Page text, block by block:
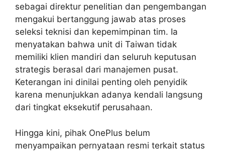
sebagai direktur penelitian dan pengembangan
mengakui bertanggung jawab atas proses
seleksi teknisi dan kepemimpinan tim. Ia
menyatakan bahwa unit di Taiwan tidak
memiliki klien mandiri dan seluruh keputusan
strategis berasal dari manajemen pusat.
Keterangan ini dinilai penting oleh penyidik
karena menunjukkan adanya kendali langsung
dari tingkat eksekutif perusahaan.
Hingga kini, pihak OnePlus belum
menyampaikan pernyataan resmi terkait status